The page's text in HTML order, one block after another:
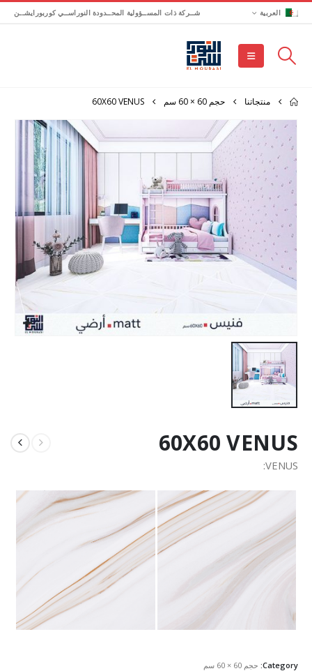
العربية شــركة ذات المســؤولية المحــدودة النوراســي كوربورايشــن
منتجاتنا حجم 60 × 60 سم 60X60 VENUS
60X60 VENUS
VENUS:
Category: حجم 60 × 60 سم